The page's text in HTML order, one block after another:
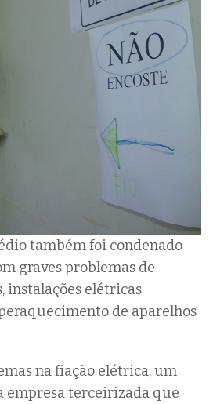
também foi condenado
graves problemas de
instalações elétricas
de aparelhos
na fiação elétrica, um
empresa terceirizada que